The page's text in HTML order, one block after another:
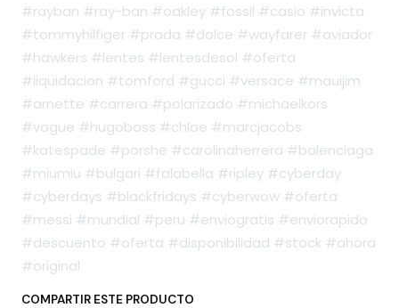
#rayban #ray-ban #oakley #fossil #casio #invicta
#tommyhilfiger #prada #dolce #wayfarer #aviador
#hawkers #lentes #lentesdesol #oferta
#liquidacion #tomford #gucci #versace #mauijim
#arnette #carrera #polarizado #michaelkors
#vogue #hugoboss #chloe #marcjacobs
#katespade #porshe #carolinaherrera #balenciaga
#miumiu #bulgari #falabella #ripley #cyberday
#cyberdays #blackfridays #cyberwow #oferta
#messi #mundial #peru #enviogratis #enviorapido
#descuento #oferta #disponibilidad #stock #ahora
#original
COMPARTIR ESTE PRODUCTO